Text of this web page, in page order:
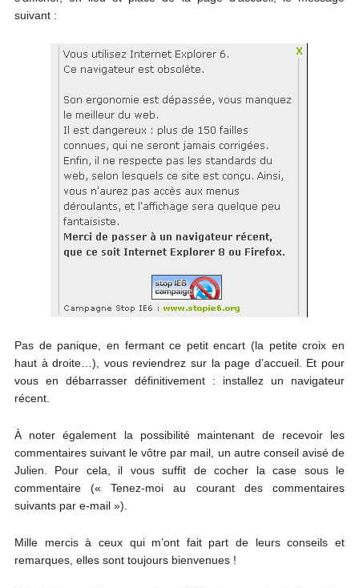
suivant :
Pas de panique, en fermant ce petit encart (la petite croix en
haut à droite…), vous reviendrez sur la page d’accueil. Et pour
vous en débarrasser définitivement : installez un navigateur
récent.
À noter également la possibilité maintenant de recevoir les
commentaires suivant le vôtre par mail, un autre conseil avisé de
Julien. Pour cela, il vous suffit de cocher la case sous le
commentaire (« Tenez-moi au courant des commentaires
suivants par e-mail »).
Mille mercis à ceux qui m’ont fait part de leurs conseils et
remarques, elles sont toujours bienvenues !